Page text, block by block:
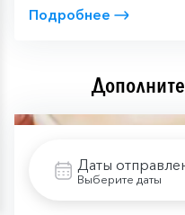
Даты
Выберите даты
Подробнее